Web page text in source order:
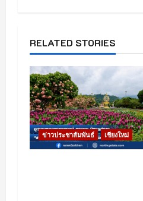
a
t
i
o
n
RELATED STORIES
ข่าวประชาสัมพันธ์ เชียงใหม่